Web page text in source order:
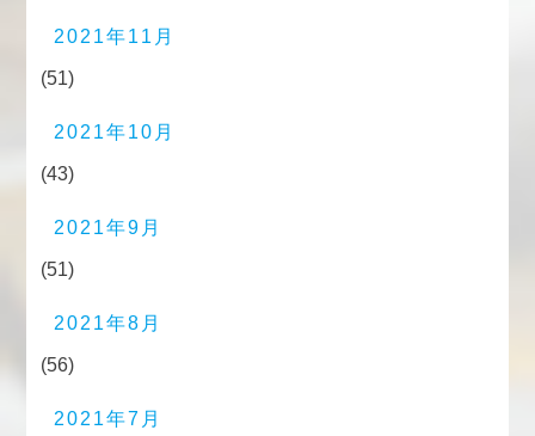
2021年11月
(51)
2021年10月
(43)
2021年9月
(51)
2021年8月
(56)
2021年7月